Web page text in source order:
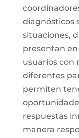
diagnósticos
situaciones,
presentan
usuarios con
diferentes
permiten
respuestas
manera